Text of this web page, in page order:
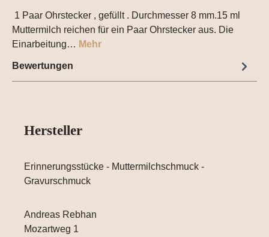
1 Paar Ohrstecker , gefüllt . Durchmesser 8 mm.15 ml
Muttermilch reichen für ein Paar Ohrstecker aus. Die
Einarbeitung… Mehr
Bewertungen
Hersteller
Erinnerungsstücke - Muttermilchschmuck -
Gravurschmuck
Andreas Rebhan
Mozartweg 1